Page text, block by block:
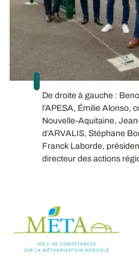
De droite à gauche :
l’APESA, Émilie Alonso,
Nouvelle-Aquitaine,
d’ARVALIS, Stéphane
Franck Laborde,
directeur des actions